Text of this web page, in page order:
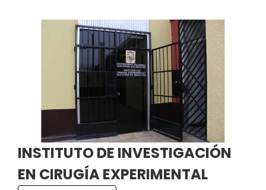
INSTITUTO DE INVESTIGACIÓN
EN CIRUGÍA EXPERIMENTAL